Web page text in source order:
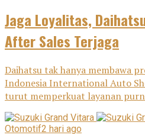
Jaga Loyalitas,
After Sales Terjaga
Daihatsu tak hanya membawa
Indonesia International Auto
turut memperkuat layanan
Otomotif2 hari ago